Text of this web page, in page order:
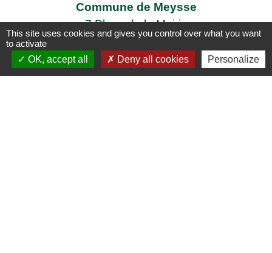
Commune de Meysse
7 Place de la Mairie
07400 Meysse - FRANCE
+33 4 75 52 96 21
Contact par formulaire
This site uses cookies and gives you control over what you want
to activate
OK, accept all
Deny all cookies Personalize